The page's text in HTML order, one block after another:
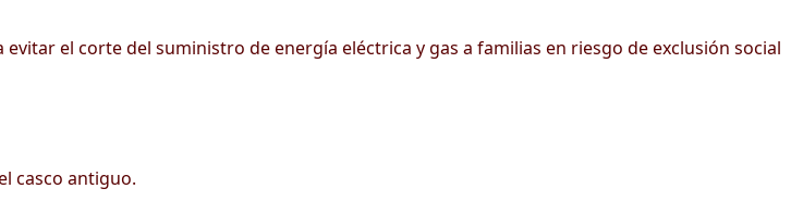
el corte del suministro de energía eléctrica y gas a familias en riesgo de exclusión social
casco antiguo.